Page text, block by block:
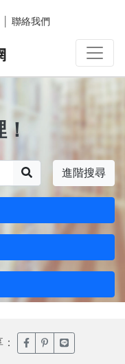
聯絡我們
進階搜尋
臉書分享(另開新視窗)
噗浪分享(另開新
Line分享(另